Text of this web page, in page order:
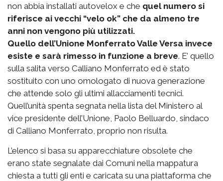
non abbia installati autovelox e che quel numero si
riferisce ai vecchi “velo ok” che da almeno tre
anni non vengono più utilizzati.
Quello dell’Unione Monferrato Valle Versa invece
esiste e sarà rimesso in funzione a breve. E’ quello
sulla salita verso Calliano Monferrato ed è stato
sostituito con uno omologato di nuova generazione
che attende solo gli ultimi allacciamenti tecnici.
Quell’unità spenta segnata nella lista del Ministero al
vice presidente dell’Unione, Paolo Belluardo, sindaco
di Calliano Monferrato, proprio non risulta.
L’elenco si basa su apparecchiature obsolete che
erano state segnalate dai Comuni nella mappatura
chiesta a tutti gli enti e caricata su una piattaforma che